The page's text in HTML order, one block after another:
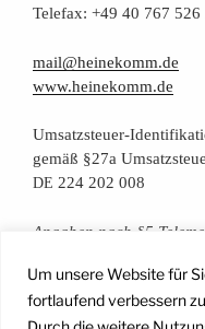
Um unsere Website für
fortlaufend verbessern
Tele­fax: +49 40 767 526
mail@heinekomm.de
www.heinekomm.de
Umsatz­steu­er-
gemäß §27a
DE 224 202 008
Anga­ben nach §5
Daten­schutz­er­klä­rung